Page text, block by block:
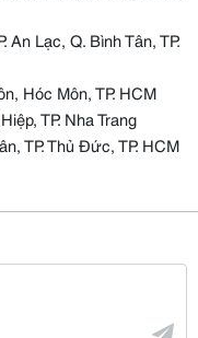
Lạc, Q. Bình Tân, TP.
Hóc Môn, TP. HCM
TP. Nha Trang
TP. Thủ Đức, TP. HCM